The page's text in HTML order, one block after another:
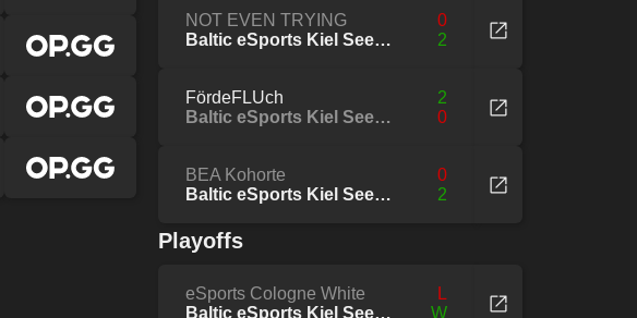
NOT EVEN TRYING
0
Baltic eSports Kiel Seeelefanten
2
FördeFLUch
2
Baltic eSports Kiel Seeelefanten
0
BEA Kohorte
0
Baltic eSports Kiel Seeelefanten
2
Playoffs
eSports Cologne White
L
Baltic eSports Kiel Seeelefanten
W